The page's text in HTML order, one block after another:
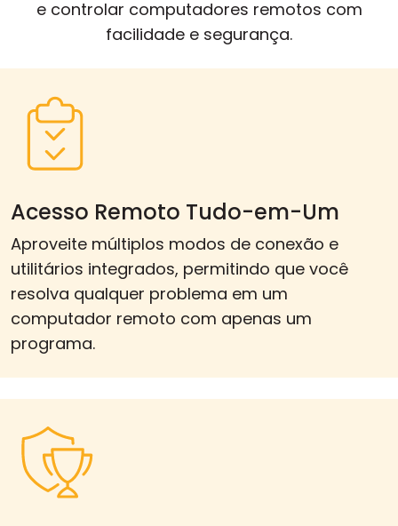
e controlar computadores remotos com
facilidade e segurança.
Acesso Remoto Tudo-em-Um
Aproveite múltiplos modos de conexão e
utilitários integrados, permitindo que você
resolva qualquer problema em um
computador remoto com apenas um
programa.